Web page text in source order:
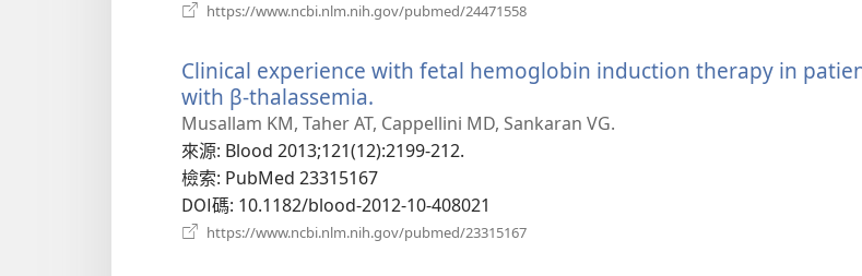
https://www.ncbi.nlm.nih.gov/pubmed/24471558
視
窗）
Clinical experience with fetal hemoglobin induction therapy in
with β-thalassemia.
啟
新
視
窗）
Musallam KM, Taher AT, Cappellini MD, Sankaran VG.
來源‎: Blood 2013;121(12):2199-212.
檢索‎: PubMed 23315167
DOI碼‎: 10.1182/blood-2012-10-408021
https://www.ncbi.nlm.nih.gov/pubmed/23315167